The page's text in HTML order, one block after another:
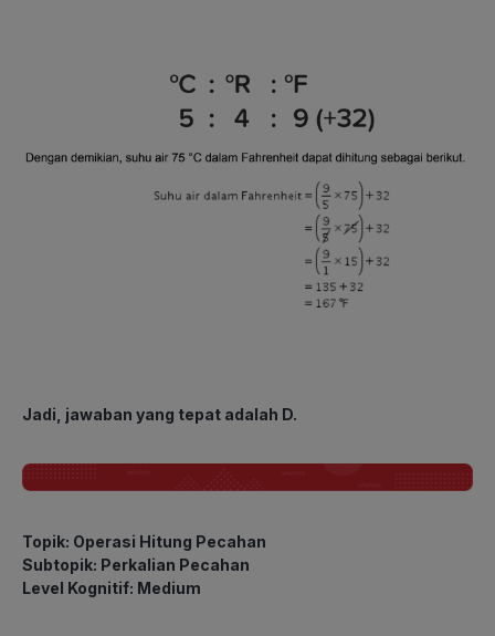
Jadi, jawaban yang tepat adalah D.
Topik: Operasi Hitung Pecahan
Subtopik: Perkalian Pecahan
Level Kognitif: Medium